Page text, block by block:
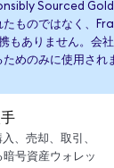
Sourced Gold
たものではなく、
もありません。会
めのみに使用され
、売却、取引、
号資産ウォレッ